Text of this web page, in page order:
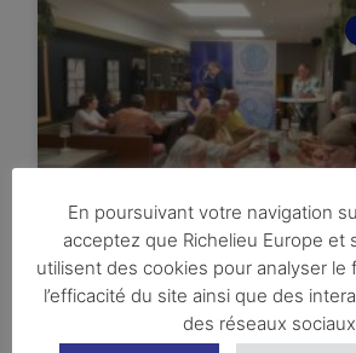
29 juin 2026 :
Générale du club de
En poursuivant votre navigation
acceptez que Richelieu Europe et
utilisent des cookies pour analyser
l’efficacité du site ainsi que des
des réseaux